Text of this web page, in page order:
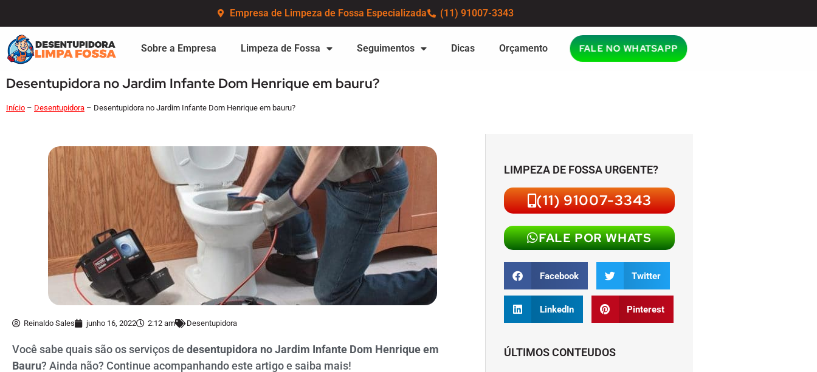
Empresa de Limpeza de Fossa Especializada (11) 91007-3343
Sobre a Empresa Limpeza de Fossa Seguimentos Dicas Orçamento FALE NO WHATSAPP
Desentupidora no Jardim Infante Dom Henrique em bauru?
Início – Desentupidora – Desentupidora no Jardim Infante Dom Henrique em bauru?
Reinaldo Sales junho 16, 2022 2:12 am Desentupidora
Você sabe quais são os serviços de desentupidora no Jardim Infante Dom Henriqueem
Bauru? Ainda não? Continue acompanhando este artigo e saiba mais!
LIMPEZA DE FOSSA URGENTE?
(11) 91007-3343
FALE POR WHATS
Facebook Twitter
LinkedIn Pinterest
ÚLTIMOS CONTEUDOS